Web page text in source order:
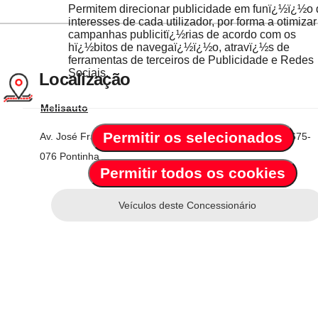
Localização
Ações disponíveis para o carro
Nome do concessionário
Melisauto
Av. José Francisco Guerreiro - Paiã - Odivelas, Lote 1
1675-
076 Pontinha
Veículos deste Concessionário
Permitem direcionar publicidade em funï¿½ï¿½o
interesses de cada utilizador, por forma a otimizar
campanhas publicitï¿½rias de acordo com os
hï¿½bitos de navegaï¿½ï¿½o, atravï¿½s de
ferramentas de terceiros de Publicidade e Redes
Sociais.
Permitir os selecionados
Permitir todos os cookies